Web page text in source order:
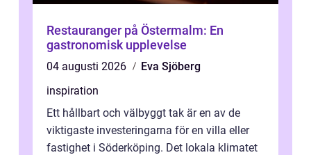
Restauranger på Östermalm: En
gastronomisk upplevelse
04 augusti 2026
Eva Sjöberg
inspiration
Ett hållbart och välbyggt tak är en av de
viktigaste investeringarna för en villa eller
fastighet i Söderköping. Det lokala klimatet